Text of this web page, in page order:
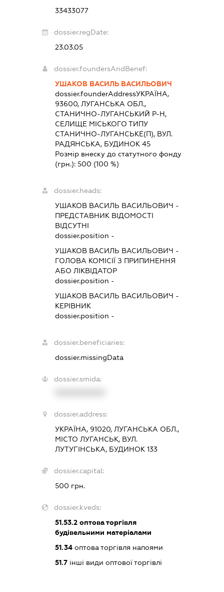
33433077
dossier.regDate:
23.03.05
dossier.foundersAndBenef:
УШАКОВ ВАСИЛЬ ВАСИЛЬОВИЧ
dossier.founderAddressУКРАЇНА,
93600, ЛУГАНСЬКА ОБЛ.,
СТАНИЧНО-ЛУГАНСЬКИЙ Р-Н,
СЕЛИЩЕ МІСЬКОГО ТИПУ
СТАНИЧНО-ЛУГАНСЬКЕ(П), ВУЛ.
РАДЯНСЬКА, БУДИНОК 45
Розмір внеску до статутного фонду
(грн.): 500 (100 %)
dossier.heads:
УШАКОВ ВАСИЛЬ ВАСИЛЬОВИЧ -
ПРЕДСТАВНИК ВІДОМОСТІ
ВІДСУТНІ
dossier.position -
УШАКОВ ВАСИЛЬ ВАСИЛЬОВИЧ -
ГОЛОВА КОМІСІЇ З ПРИПИНЕННЯ
АБО ЛІКВІДАТОР
dossier.position -
УШАКОВ ВАСИЛЬ ВАСИЛЬОВИЧ -
КЕРІВНИК
dossier.position -
dossier.beneficiaries:
dossier.missingData
dossier.smida:
dossier.address:
УКРАЇНА, 91020, ЛУГАНСЬКА ОБЛ.,
МІСТО ЛУГАНСЬК, ВУЛ.
ЛУТУГІНСЬКА, БУДИНОК 133
dossier.capital:
500 грн.
dossier.kveds:
51.53.2оптова торгівля
будівельними матеріалами
51.34оптова торгівля напоями
51.7інші види оптової торгівлі